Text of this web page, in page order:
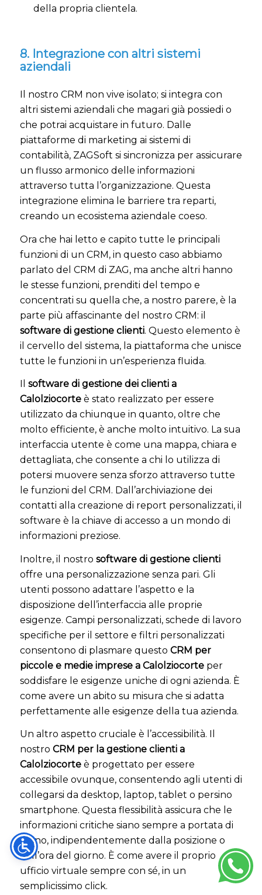
della propria clientela.
8. Integrazione con altri sistemi
aziendali
Il nostro CRM non vive isolato; si integra con
altri sistemi aziendali che magari già possiedi o
che potrai acquistare in futuro. Dalle
piattaforme di marketing ai sistemi di
contabilità, ZAGSoft si sincronizza per assicurare
un flusso armonico delle informazioni
attraverso tutta l’organizzazione. Questa
integrazione elimina le barriere tra reparti,
creando un ecosistema aziendale coeso.
Ora che hai letto e capito tutte le principali
funzioni di un CRM, in questo caso abbiamo
parlato del CRM di ZAG, ma anche altri hanno
le stesse funzioni, prenditi del tempo e
concentrati su quella che, a nostro parere, è la
parte più affascinante del nostro CRM: il
software di gestione clienti. Questo elemento è
il cervello del sistema, la piattaforma che unisce
tutte le funzioni in un’esperienza fluida.
software di gestione dei clienti a
Calolziocorteè stato realizzato per essere
utilizzato da chiunque in quanto, oltre che
molto efficiente, è anche molto intuitivo. La sua
interfaccia utente è come una mappa, chiara e
dettagliata, che consente a chi lo utilizza di
potersi muovere senza sforzo attraverso tutte
le funzioni del CRM. Dall’archiviazione dei
contatti alla creazione di report personalizzati, il
software è la chiave di accesso a un mondo di
informazioni preziose.
Inoltre, il nostro software di gestione clienti
offre una personalizzazione senza pari. Gli
utenti possono adattare l’aspetto e la
disposizione dell’interfaccia alle proprie
esigenze. Campi personalizzati, schede di lavoro
specifiche per il settore e filtri personalizzati
consentono di plasmare questo CRM per
piccole e medie imprese a Calolziocorte per
soddisfare le esigenze uniche di ogni azienda. È
come avere un abito su misura che si adatta
perfettamente alle esigenze della tua azienda.
Un altro aspetto cruciale è l’accessibilità. Il
nostro CRM per la gestione clienti a
Calolziocorteè progettato per essere
accessibile ovunque, consentendo agli utenti di
collegarsi da desktop, laptop, tablet o persino
smartphone. Questa flessibilità assicura che le
informazioni critiche siano sempre a portata di
mano, indipendentemente dalla posizione o
dall’ora del giorno. È come avere il proprio
ufficio virtuale sempre con sé, in un
semplicissimo click.